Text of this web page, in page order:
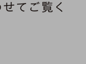
てご覧く